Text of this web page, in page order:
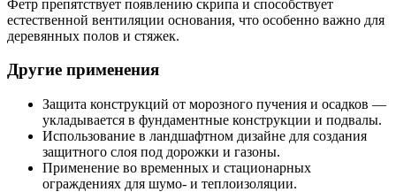
Фетр препятствует появлению скрипа и способствует
естественной вентиляции основания, что особенно важно для
деревянных полов и стяжек.
Другие применения
Защита конструкций от морозного пучения и осадков —
укладывается в фундаментные конструкции и подвалы.
Использование в ландшафтном дизайне для создания
защитного слоя под дорожки и газоны.
Применение во временных и стационарных
ограждениях для шумо- и теплоизоляции.